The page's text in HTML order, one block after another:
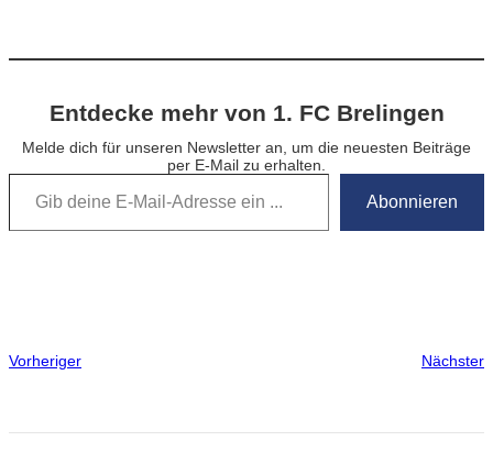
Entdecke mehr von 1. FC Brelingen
Melde dich für unseren Newsletter an, um die neuesten Beiträge
per E-Mail zu erhalten.
Gib deine E-Mail-Adresse ein …
Abonnieren
Vorheriger Nächster